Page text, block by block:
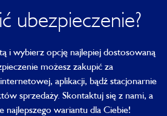
ubezpieczenie?
i wybierz opcję najlepiej dostosowaną
możesz zakupić za
aplikacji, bądź stacjonarnie
sprzedaży. Skontaktuj się z nami, a
wariantu dla Ciebie!